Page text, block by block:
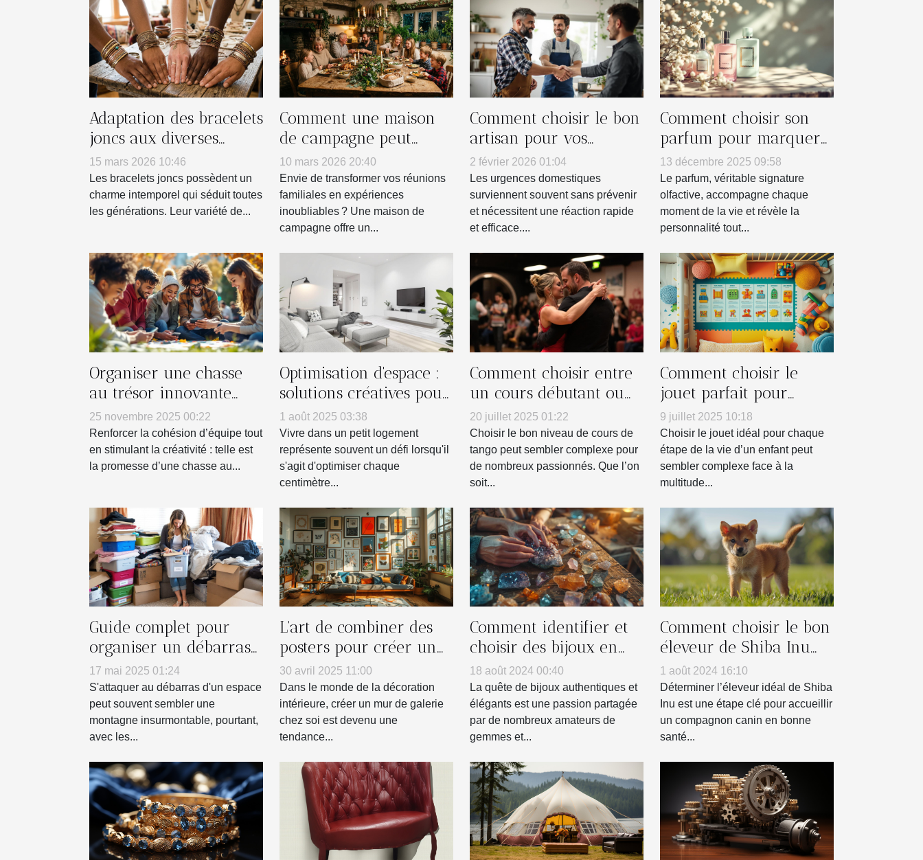
Adaptation des bracelets
joncs aux diverses
personnalités
15 mars 2026 10:46
Les bracelets joncs possèdent un
charme intemporel qui séduit toutes
les générations. Leur variété de...
Comment une maison
de campagne peut
transformer vos
réunions familiales ?
10 mars 2026 20:40
Envie de transformer vos réunions
familiales en expériences
inoubliables ? Une maison de
campagne offre un...
Comment choisir le bon
artisan pour vos
urgences domestiques ?
2 février 2026 01:04
Les urgences domestiques
surviennent souvent sans prévenir
et nécessitent une réaction rapide
et efficace....
Comment choisir son
parfum pour marquer
chaque saison ?
13 décembre 2025 09:58
Le parfum, véritable signature
olfactive, accompagne chaque
moment de la vie et révèle la
personnalité tout...
Organiser une chasse
au trésor innovante
pour renforcer l'esprit
d'équipe
25 novembre 2025 00:22
Renforcer la cohésion d’équipe tout
en stimulant la créativité : telle est
la promesse d’une chasse au...
Optimisation d'espace :
solutions créatives pour
petits logements
1 août 2025 03:38
Vivre dans un petit logement
représente souvent un défi lorsqu'il
s'agit d'optimiser chaque
centimètre...
Comment choisir entre
un cours débutant ou
intermédiaire en tango
?
20 juillet 2025 01:22
Choisir le bon niveau de cours de
tango peut sembler complexe pour
de nombreux passionnés. Que l’on
soit...
Comment choisir le
jouet parfait pour
chaque âge ?
9 juillet 2025 10:18
Choisir le jouet idéal pour chaque
étape de la vie d’un enfant peut
sembler complexe face à la
multitude...
Guide complet pour
organiser un débarras
efficace de votre espace
17 mai 2025 01:24
S'attaquer au débarras d'un espace
peut souvent sembler une
montagne insurmontable, pourtant,
avec les...
L'art de combiner des
posters pour créer un
mur de galerie chez soi
30 avril 2025 11:00
Dans le monde de la décoration
intérieure, créer un mur de galerie
chez soi est devenu une
tendance...
Comment identifier et
choisir des bijoux en
vraies pierres
naturelles
18 août 2024 00:40
La quête de bijoux authentiques et
élégants est une passion partagée
par de nombreux amateurs de
gemmes et...
Comment choisir le bon
éleveur de Shiba Inu
pour vous
1 août 2024 16:10
Déterminer l’éleveur idéal de Shiba
Inu est une étape clé pour accueillir
un compagnon canin en bonne
santé...